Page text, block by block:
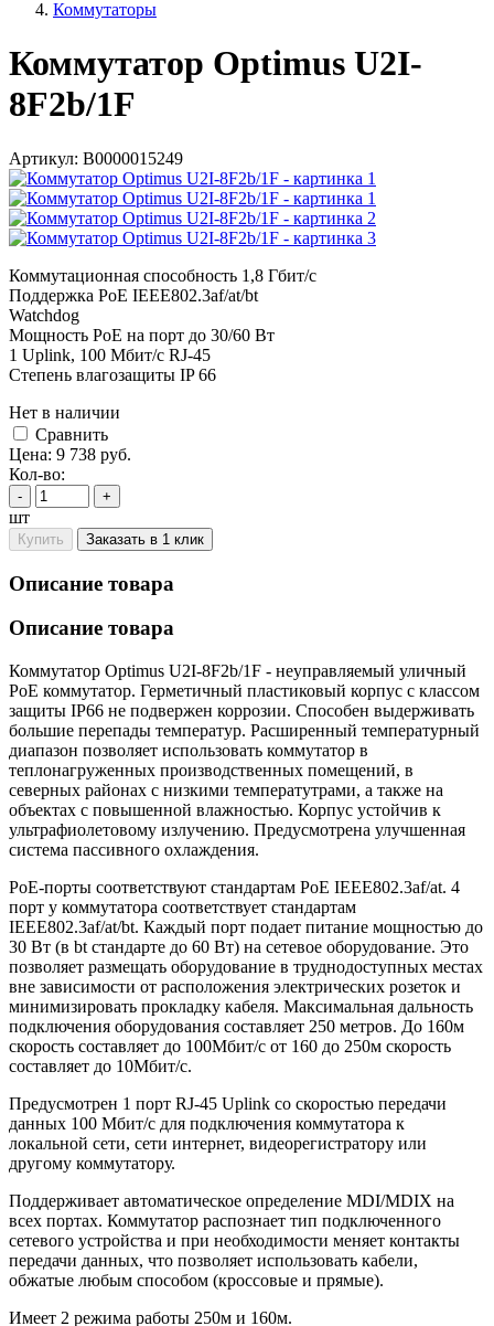
Коммутаторы
Коммутатор Optimus U2I-
8F2b/1F
Артикул: В0000015249
Коммутационная способность 1,8 Гбит/с
Поддержка PoE IEEE802.3af/at/bt
Watchdog
Мощность PoE на порт до 30/60 Вт
1 Uplink, 100 Мбит/с RJ-45
Степень влагозащиты IP 66
Нет в наличии
Cравнить
Цена: 9 738 руб.
Кол-во:
- +
шт
Купить Заказать в 1 клик
Описание товара
Описание товара
Коммутатор Optimus U2I-8F2b/1F - неуправляемый уличный
PoE коммутатор. Герметичный пластиковый корпус с классом
защиты IP66 не подвержен коррозии. Способен выдерживать
большие перепады температур. Расширенный температурный
диапазон позволяет использовать коммутатор в
теплонагруженных производственных помещений, в
северных районах с низкими температутрами, а также на
объектах с повышенной влажностью. Корпус устойчив к
ультрафиолетовому излучению. Предусмотрена улучшенная
система пассивного охлаждения.
PoE-порты соответствуют стандартам PoE IEEE802.3af/at. 4
порт у коммутатора соответствует стандартам
IEEE802.3af/at/bt. Каждый порт подает питание мощностью до
30 Вт (в bt стандарте до 60 Вт) на сетевое оборудование. Это
позволяет размещать оборудование в труднодоступных местах
вне зависимости от расположения электрических розеток и
минимизировать прокладку кабеля. Максимальная дальность
подключения оборудования составляет 250 метров. До 160м
скорость составляет до 100Мбит/с от 160 до 250м скорость
составляет до 10Мбит/с.
Предусмотрен 1 порт RJ-45 Uplink со скоростью передачи
данных 100 Мбит/с для подключения коммутатора к
локальной сети, сети интернет, видеорегистратору или
другому коммутатору.
Поддерживает автоматическое определение MDI/MDIX на
всех портах. Коммутатор распознает тип подключенного
сетевого устройства и при необходимости меняет контакты
передачи данных, что позволяет использовать кабели,
обжатые любым способом (кроссовые и прямые).
Имеет 2 режима работы 250м и 160м.